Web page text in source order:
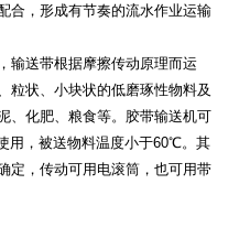
合，形成有节奏的流水作业运输
送带根据摩擦传动原理而运
粒状、小块状的低磨琢性物料及
、化肥、粮食等。胶带输送机可
用，被送物料温度小于60℃。其
定，传动可用电滚筒，也可用带